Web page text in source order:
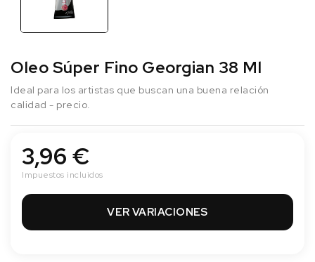
Oleo Súper Fino Georgian 38 Ml
Ideal para los artistas que buscan una buena relación
calidad - precio.
3,96 €
Impuestos incluidos
VER VARIACIONES